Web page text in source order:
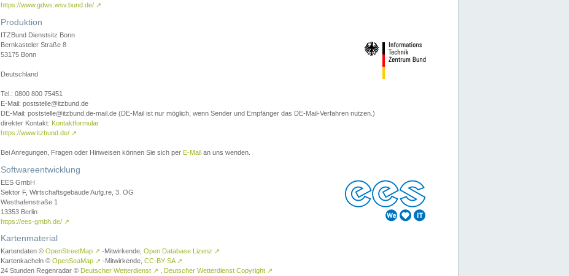
https://www.gdws.wsv.bund.de/ ↗
Produktion
ITZBund Dienstsitz Bonn
Bernkasteler Straße 8
53175 Bonn
Deutschland
Tel.: 0800 800 75451
E-Mail: poststelle@itzbund.de
DE-Mail: poststelle@itzbund.de-mail.de (DE-Mail ist nur möglich, wenn Sender und Empfänger das DE-Mail-Verfahren nutzen.)
direkter Kontakt: Kontaktformular
https://www.itzbund.de/ ↗
Bei Anregungen, Fragen oder Hinweisen können Sie sich per E-Mail an uns wenden.
Softwareentwicklung
EES GmbH
Sektor F, Wirtschaftsgebäude Aufg.re, 3. OG
Westhafenstraße 1
13353 Berlin
https://ees-gmbh.de/ ↗
Kartenmaterial
Kartendaten © OpenStreetMap ↗ -Mitwirkende, Open Database Lizenz ↗
Kartenkacheln © OpenSeaMap ↗ -Mitwirkende, CC-BY-SA ↗
24 Stunden Regenradar © Deutscher Wetterdienst ↗ Deutscher Wetterdienst Copyright ↗